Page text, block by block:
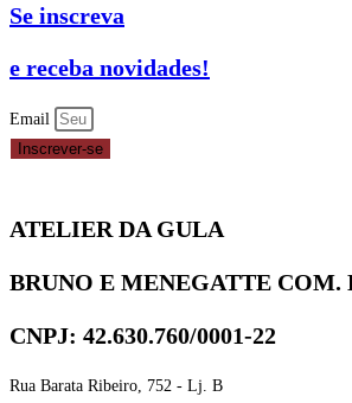
Se inscreva
e receba novidades!
Email
Inscrever-se
ATELIER DA GULA
BRUNO E MENEGATTE COM.
CNPJ: 42.630.760/0001-22
Rua Barata Ribeiro, 752 - Lj. B